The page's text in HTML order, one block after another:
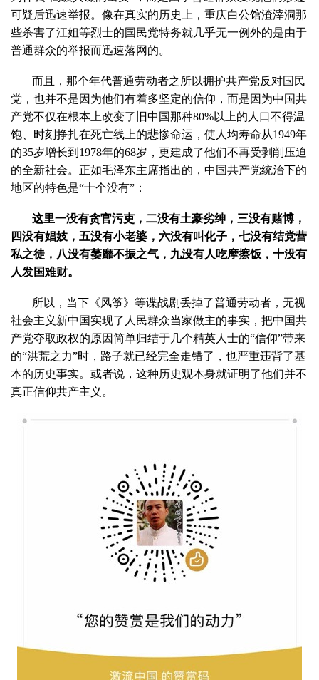
可疑后迅速举报。像在真实的历史上，重庆白公馆渣滓洞那
些杀害了江姐等烈士的国民党特务就几乎无一例外的是由于
普通群众的举报而迅速落网的。
而且，那个年代普通劳动者之所以拥护共产党反对国民
党，也并不是因为他们有着多坚定的信仰，而是因为中国共
产党不仅在根本上改变了旧中国那种80%以上的人口不得温
饱、时刻挣扎在死亡线上的悲惨命运，使人均寿命从1949年
的35岁增长到1978年的68岁，更建成了他们不再受剥削压迫
的全新社会。正如毛泽东主席指出的，中国共产党统治下的
地区的特色是“十个没有”：
这里一没有贪官污吏，二没有土豪劣绅，三没有赌博，
四没有娼妓，五没有小老婆，六没有叫化子，七没有结党营
私之徒，八没有萎靡不振之气，九没有人吃摩擦饭，十没有
人发国难财。
所以，当下《风筝》等谍战剧丢掉了普通劳动者，无视
社会主义新中国实现了人民群众当家做主的事实，把中国共
产党夺取政权的原因简单归结于几个精英人士的“信仰”带来
的“洪荒之力”时，路子就已经完全走错了，也严重违背了基
本的历史事实。或者说，这种历史观本身就证明了他们并不
真正信仰共产主义。